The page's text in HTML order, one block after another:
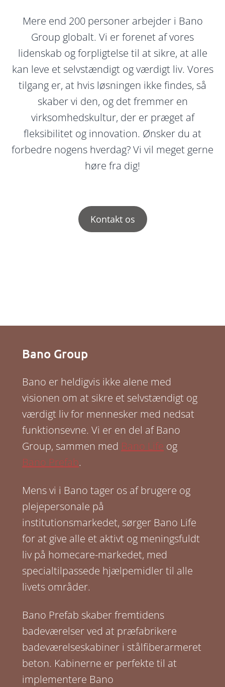
Mere end 200 personer arbejder i Bano
Group globalt. Vi er forenet af vores
lidenskab og forpligtelse til at sikre, at alle
kan leve et selvstændigt og værdigt liv. Vores
tilgang er, at hvis løsningen ikke findes, så
skaber vi den, og det fremmer en
virksomhedskultur, der er præget af
fleksibilitet og innovation. Ønsker du at
forbedre nogens hverdag? Vi vil meget gerne
høre fra dig!
Kontakt os
Bano Group
Bano er heldigvis ikke alene med
visionen om at sikre et selvstændigt og
værdigt liv for mennesker med nedsat
funktionsevne. Vi er en del af Bano
Group, sammen med Bano Life og
Bano Prefab.
Mens vi i Bano tager os af brugere og
plejepersonale på
institutionsmarkedet, sørger Bano Life
for at give alle et aktivt og meningsfuldt
liv på homecare-markedet, med
specialtilpassede hjælpemidler til alle
livets områder.
Bano Prefab skaber fremtidens
badeværelser ved at præfabrikere
badeværelseskabiner i stålfiberarmeret
beton. Kabinerne er perfekte til at
implementere Bano